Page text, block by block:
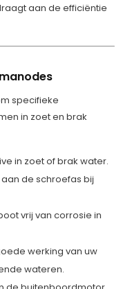
aan de efficiëntie
specifieke
in zoet en brak
in zoet of brak water.
de schroefas bij
vrij van corrosie in
werking van uw
wateren.